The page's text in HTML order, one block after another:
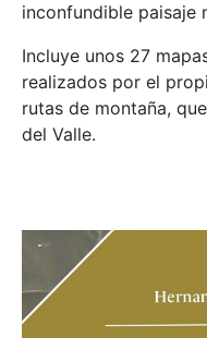
inconfundible paisaje
Incluye unos 27
realizados por el
rutas de montaña,
del Valle.